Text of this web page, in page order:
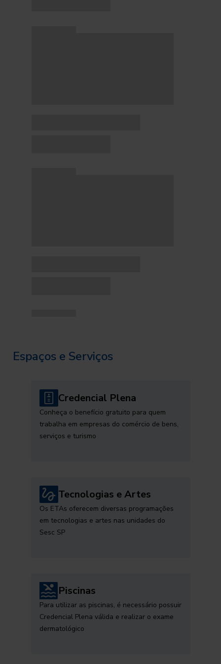
Espaços e Serviços
Credencial Plena
Conheça o benefício gratuito para quem
trabalha em empresas do comércio de bens,
serviços e turismo
Tecnologias e Artes
Os ETAs oferecem diversas programações
em tecnologias e artes nas unidades do
Sesc SP
Piscinas
Para utilizar as piscinas, é necessário possuir
Credencial Plena válida e realizar o exame
dermatológico